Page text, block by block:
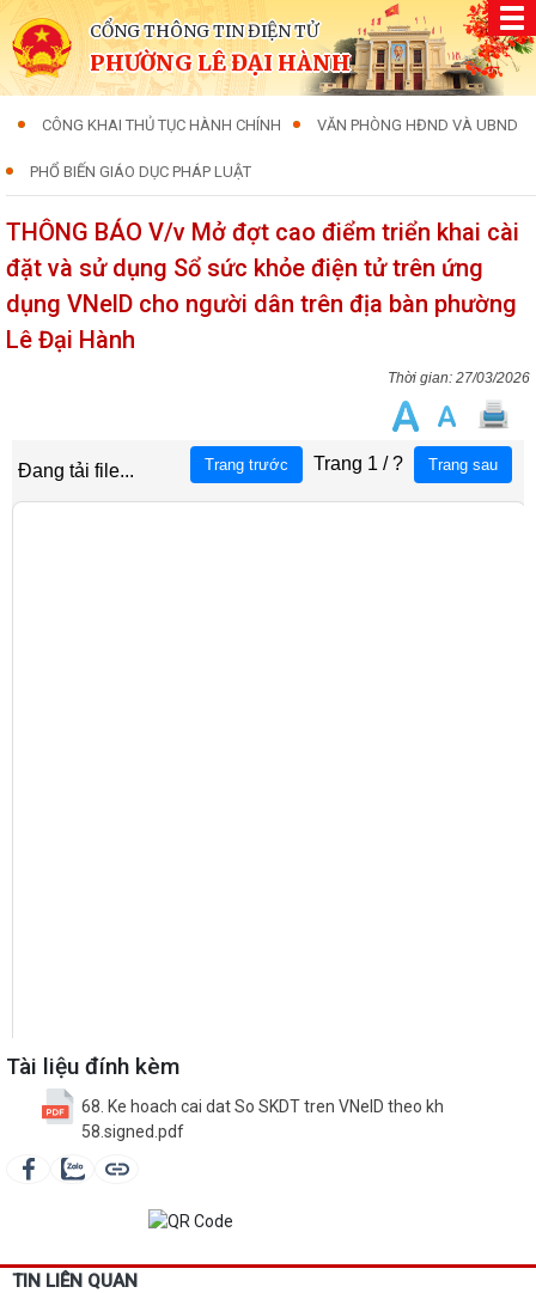
CỔNG THÔNG TIN ĐIỆN TỬ
PHƯỜNG LÊ ĐẠI HÀNH
CÔNG KHAI THỦ TỤC HÀNH CHÍNH VĂN PHÒNG HĐND VÀ UBND
PHỔ BIẾN GIÁO DỤC PHÁP LUẬT
THÔNG BÁO V/v Mở đợt cao điểm triển khai cài
đặt và sử dụng Sổ sức khỏe điện tử trên ứng
dụng VNelD cho người dân trên địa bàn phường
Lê Đại Hành
27/03/2026
Tài liệu đính kèm
68. Ke hoach cai dat So SKDT tren VNeID theo kh
58.signed.pdf
TIN LIÊN QUAN